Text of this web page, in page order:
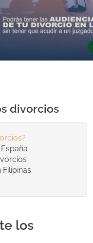
divorcios
los